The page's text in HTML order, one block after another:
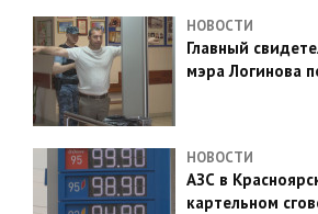
НОВОСТИ
Главный
мэра Логинова
НОВОСТИ
АЗС в
картельном